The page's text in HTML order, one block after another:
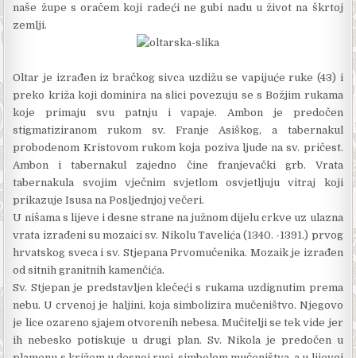
naše župe s oračem koji radeći ne gubi nadu u život na škrtoj
zemlji.
Oltar je izrađen iz bračkog sivca uzdižu se vapijuće ruke (43) i
preko križa koji dominira na slici povezuju se s Božjim rukama
koje primaju svu patnju i vapaje. Ambon je predočen
stigmatiziranom rukom sv. Franje Asiškog, a tabernakul
probodenom Kristovom rukom koja poziva ljude na sv. pričest.
Ambon i tabernakul zajedno čine franjevački grb. Vrata
tabernakula svojim vječnim svjetlom osvjetljuju vitraj koji
prikazuje Isusa na Posljednjoj večeri.
U nišama s lijeve i desne strane na južnom dijelu crkve uz ulazna
vrata izrađeni su mozaici sv. Nikolu Tavelića (1340. -1391.) prvog
hrvatskog sveca i sv. Stjepana Prvomučenika. Mozaik je izrađen
od sitnih granitnih kamenčića.
Sv. Stjepan je pred­stavljen klečeći s ruka­ma uzdignutim prema
nebu. U crvenoj je halji­ni, koja simbolizira mučeništvo. Njegovo
je lice ozareno sjajem otvo­renih nebesa. Mučitelji se tek vide jer
ih nebe­sko potiskuje u drugi plan. Sv. Nikola je predo­čen u